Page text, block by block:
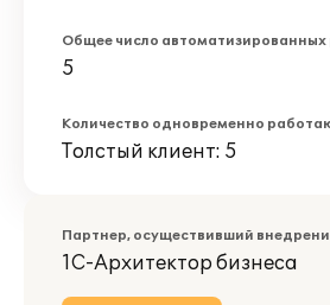
Общее число автоматизированных
5
Количество одновременно
Толстый клиент: 5
Партнер, осуществивший
1С-Архитектор бизнеса